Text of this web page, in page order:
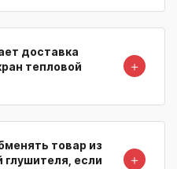
доставка
тепловой
＋
товар из
глушителя, если
＋